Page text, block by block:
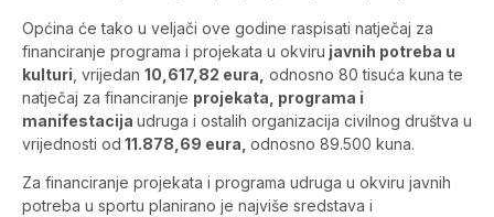
Općina će tako u veljači ove godine raspisati natječaj za
financiranje programa i projekata u okviru javnih potreba u
kulturi , vrijedan 10,617,82 eura, odnosno 80 tisuća kuna te
natječaj za financiranje projekata, programa i
manifestacija udruga i ostalih organizacija civilnog društva u
vrijednosti od 11.878,69 eura, odnosno 89.500 kuna.
Za financiranje projekata i programa udruga u okviru javnih
potreba u sportu planirano je najviše sredstava i